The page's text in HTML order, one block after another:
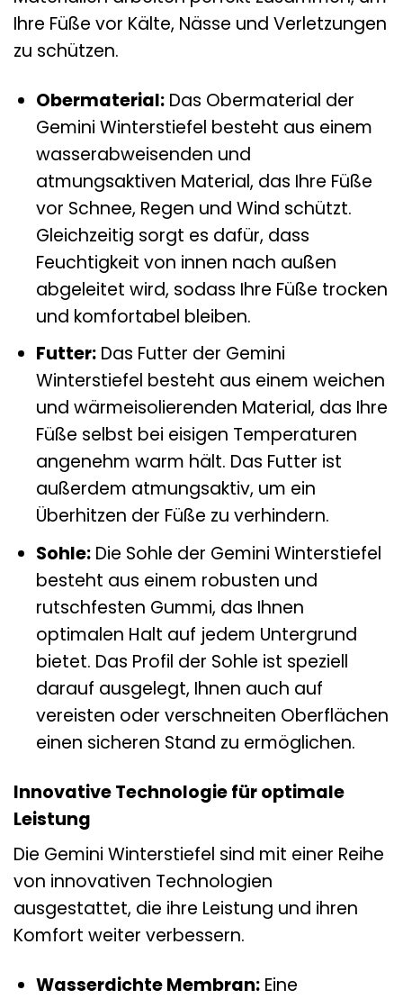
Ihre Füße vor Kälte, Nässe und Verletzungen
zu schützen.
Obermaterial:Das Obermaterial der
Gemini Winterstiefel besteht aus einem
wasserabweisenden und
atmungsaktiven Material, das Ihre Füße
vor Schnee, Regen und Wind schützt.
Gleichzeitig sorgt es dafür, dass
Feuchtigkeit von innen nach außen
abgeleitet wird, sodass Ihre Füße trocken
und komfortabel bleiben.
Futter:Das Futter der Gemini
Winterstiefel besteht aus einem weichen
und wärmeisolierenden Material, das Ihre
Füße selbst bei eisigen Temperaturen
angenehm warm hält. Das Futter ist
außerdem atmungsaktiv, um ein
Überhitzen der Füße zu verhindern.
Sohle:Die Sohle der Gemini Winterstiefel
besteht aus einem robusten und
rutschfesten Gummi, das Ihnen
optimalen Halt auf jedem Untergrund
bietet. Das Profil der Sohle ist speziell
darauf ausgelegt, Ihnen auch auf
vereisten oder verschneiten Oberflächen
einen sicheren Stand zu ermöglichen.
Innovative Technologie für optimale
Leistung
Die Gemini Winterstiefel sind mit einer Reihe
von innovativen Technologien
ausgestattet, die ihre Leistung und ihren
Komfort weiter verbessern.
Wasserdichte Membran:Eine